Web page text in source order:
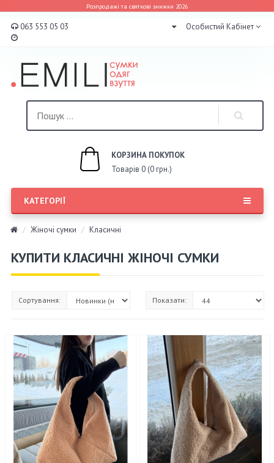
Розпродажі та святкові знижки 2026
063 553 05 03 Особистий Кабінет
КОРЗИНА ПОКУПОК
Товарів 0 (0 грн.)
КАТЕГОРІЇ
Жіночі сумки Класичні
КУПИТИ КЛАСИЧНІ ЖІНОЧІ СУМКИ
Сортування: Показати: